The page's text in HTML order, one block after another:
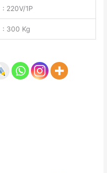
: 220V/1P
: 300 Kg